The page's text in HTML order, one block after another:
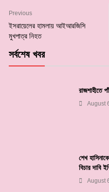
Previous
ইসরায়েলের হামলায় আইআরজিসি
মুখপাত্র নিহত
সর্বশেষ খবর
রাজশাহীতে
August
শেখ
বিচার দাবি
August